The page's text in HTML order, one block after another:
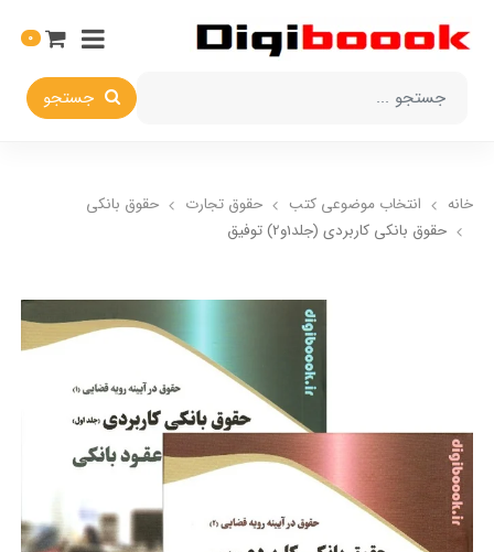
جستجو
0
خانه انتخاب​ موضوعي​ کتب حقوق تجارت
حقوق بانکي
حقوق بانکی کاربردی (جلد1و2) توفیق